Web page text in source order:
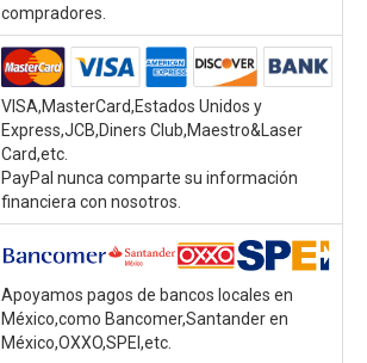
compradores.
VISA,MasterCard,Estados Unidos y
Express,JCB,Diners Club,Maestro&Laser
Card,etc.
PayPal nunca comparte su información
financiera con nosotros.
Apoyamos pagos de bancos locales en
México,como Bancomer,Santander en
México,OXXO,SPEI,etc.